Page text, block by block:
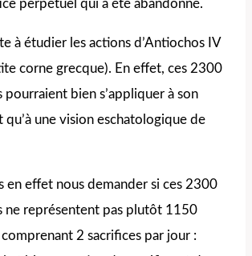
perpétuel qui a été abandonné.
à étudier les actions d’Antiochos IV
corne grecque). En effet, ces 2300
pourraient bien s’appliquer à son
une vision eschatologique de
en effet nous demander si ces 2300
ne représentent pas plutôt 1150
2 sacrifices par jour :